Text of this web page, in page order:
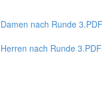
nach Runde 3.PDF
nach Runde 3.PDF